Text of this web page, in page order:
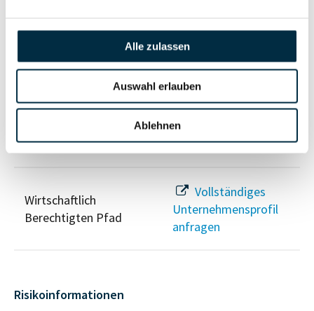
Alle zulassen
Auswahl erlauben
Ablehnen
Gesellschafterstruktur
Vollständiges
Unternehmensprofil
anfragen
Unternehmensnetzwerk
Vollständiges
Unternehmensprofil
anfragen
Wirtschaftlich
Berechtigten Pfad
Vollständiges
Unternehmensprofil
anfragen
Risikoinformationen